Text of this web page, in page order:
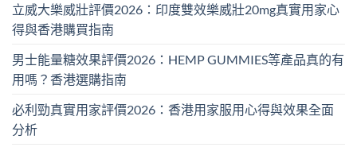
立威大樂威壯評價2026：印度雙效樂威壯20mg真實用家心
得與香港購買指南
男士能量糖效果評價2026：HEMP GUMMIES等產品真的有
用嗎？香港選購指南
必利勁真實用家評價2026：香港用家服用心得與效果全面
分析